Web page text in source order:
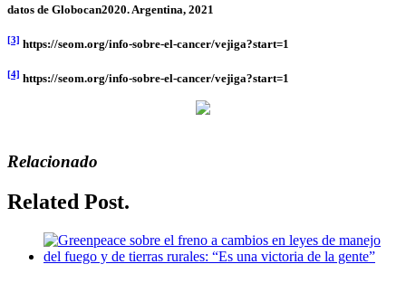
datos de Globocan2020. Argentina, 2021
[3] https://seom.org/info-sobre-el-cancer/vejiga?start=1
[4] https://seom.org/info-sobre-el-cancer/vejiga?start=1
Relacionado
Related Post.